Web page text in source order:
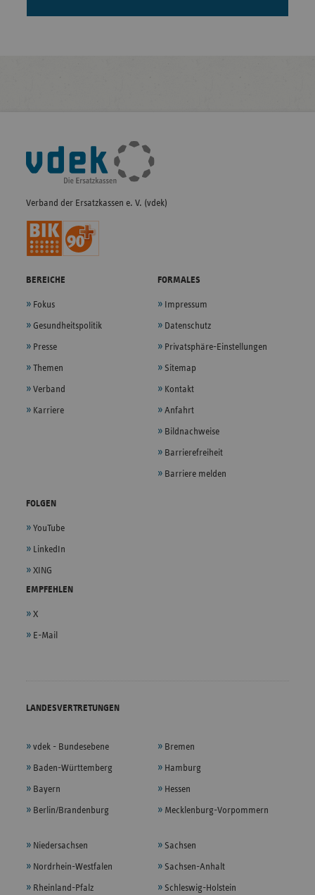
Fußleisten-
Navigation
Verband der Ersatzkassen e. V. (vdek)
BEREICHE
Fokus
Gesundheitspolitik
Presse
Themen
Verband
Karriere
FORMALES
Impressum
Datenschutz
Privatsphäre-Einstellungen
Sitemap
Kontakt
Anfahrt
Bildnachweise
Barrierefreiheit
Barriere melden
FOLGEN
YouTube
LinkedIn
XING
EMPFEHLEN
X
E-Mail
LANDESVERTRETUNGEN
vdek - Bundesebene
Baden-Württemberg
Bayern
Berlin/Brandenburg
Bremen
Hamburg
Hessen
Mecklenburg-Vorpommern
Niedersachsen
Nordrhein-Westfalen
Rheinland-Pfalz
Sachsen
Sachsen-Anhalt
Schleswig-Holstein